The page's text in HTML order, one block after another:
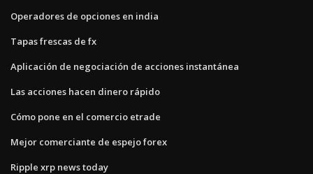
Operadores de opciones en india
Tapas frescas de fx
Aplicación de negociación de acciones instantánea
Las acciones hacen dinero rápido
Cómo pone en el comercio etrade
Mejor comerciante de espejo forex
Ripple xrp news today